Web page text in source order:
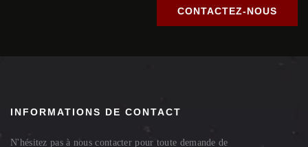
CONTACTEZ-NOUS
INFORMATIONS DE CONTACT
N'hésitez pas à nous contacter pour toute demande de